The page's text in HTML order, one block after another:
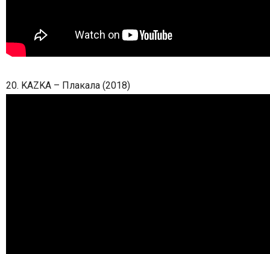
20. KAZKA – Плакала (2018)